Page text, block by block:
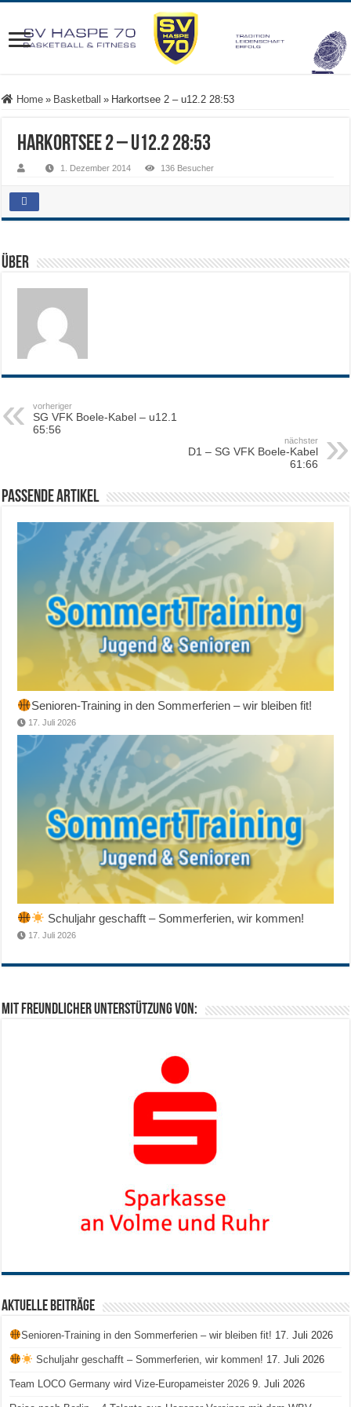
Home » Basketball » Harkortsee 2 – u12.2 28:53
Harkortsee 2 – u12.2 28:53
1. Dezember 2014 136 Besucher
Über
vorheriger
SG VFK Boele-Kabel – u12.1
65:56
nächster
D1 – SG VFK Boele-Kabel
61:66
Passende Artikel
Senioren-Training in den Sommerferien – wir bleiben fit!
17. Juli 2026
Schuljahr geschafft – Sommerferien, wir kommen!
17. Juli 2026
Mit freundlicher Unterstützung von:
Aktuelle Beiträge
Senioren-Training in den Sommerferien – wir bleiben fit! 17. Juli 2026
Schuljahr geschafft – Sommerferien, wir kommen! 17. Juli 2026
Team LOCO Germany wird Vize-Europameister 2026 9. Juli 2026